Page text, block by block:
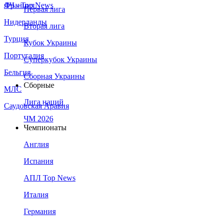
Франция
Нидерланды
Турция
Португалия
Бельгия
МЛС
Саудовская Аравия
ЛЧ - Top News
Первая лига
Вторая лига
Кубок Украины
Суперкубок Украины
Сборная Украины
Сборные
Лига наций
ЧМ 2026
Чемпионаты
Англия
Испания
АПЛ Top News
Италия
Германия